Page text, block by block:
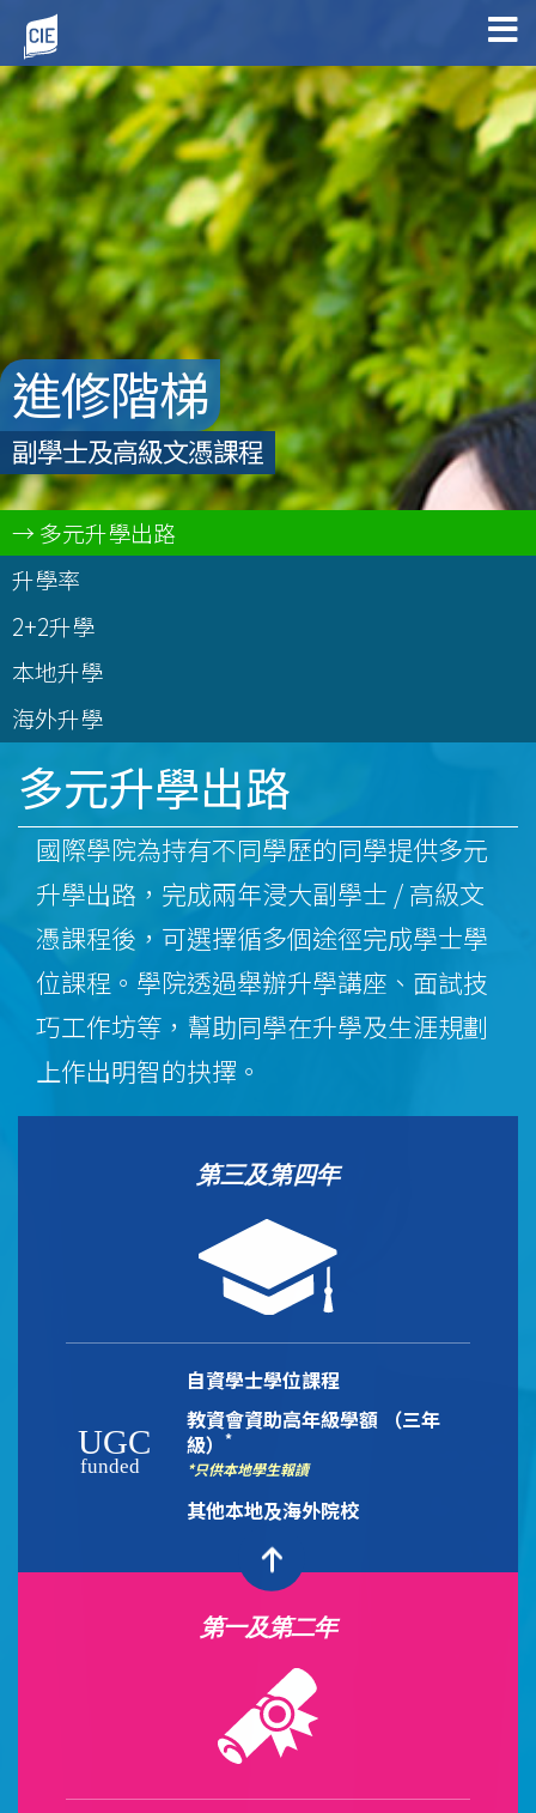
進修階梯
副學士及高級文憑課程
多元升學出路
升學率
2+2升學
本地升學
海外升學
多元升學出路
國際學院為持有不同學歷的同學提供多元
升學出路，完成兩年浸大副學士 / 高級文
憑課程後，可選擇循多個途徑完成學士學
位課程。學院透過舉辦升學講座、面試技
巧工作坊等，幫助同學在升學及生涯規劃
上作出明智的抉擇。
第一及第二年
第三及第四年
自資學士學位課程
教資會資助高年級學額 （三年
級）
*
*只供本地學生報讀
其他本地及海外院校